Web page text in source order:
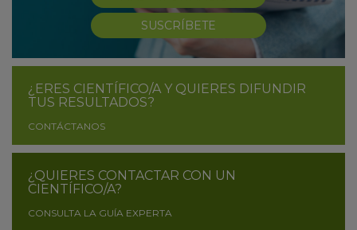
SUSCRÍBETE
¿ERES CIENTÍFICO/A Y QUIERES DIFUNDIR
TUS RESULTADOS?
CONTÁCTANOS
¿QUIERES CONTACTAR CON UN
CIENTÍFICO/A?
CONSULTA LA GUÍA EXPERTA